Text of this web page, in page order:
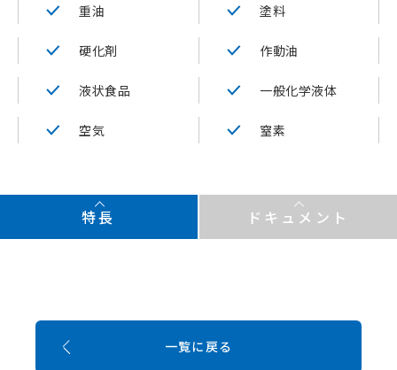
重油 塗料
硬化剤 作動油
液状食品 一般化学液体
空気 窒素
特長 ドキュメント
一覧に戻る